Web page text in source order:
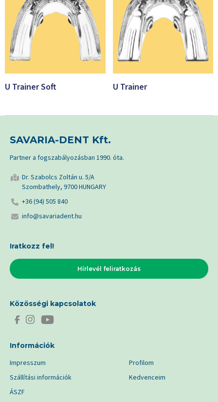
U Trainer Soft U Trainer
SAVARIA-DENT Kft.
Partner a fogszabályozásban 1990. óta.
Dr. Szabolcs Zoltán u. 5/A
Szombathely, 9700 HUNGARY
+36 (94) 505 840
info@savariadent.hu
Információk
Impresszum
Szállítási információk
ÁSZF
Profilom
Kedvenceim
Iratkozz fel!
Hírlevél feliratkozás
Közösségi kapcsolatok